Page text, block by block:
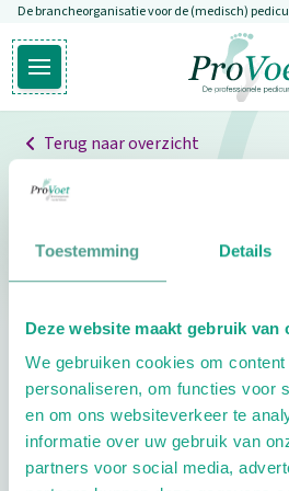
Toestemming Details
Deze website maakt gebruik van
We gebruiken cookies om
personaliseren, om functies voor
en om ons websiteverkeer te
informatie over uw gebruik van
partners voor social media,
Overslaan en naar de inhoud gaan
De brancheorganisatie voor de (medisch)
Open hoofdmenu
Ga naar de
Terug naar overzicht
Professionals
Pedicure niet
pedicure.